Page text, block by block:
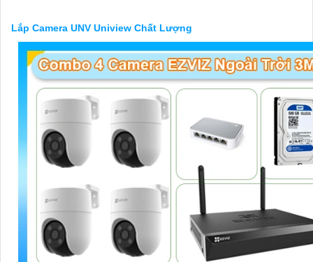
ứng dụng công nghệ phù hợp với nhu cầu của mình!
Lắp Camera UNV Uniview Chất Lượng